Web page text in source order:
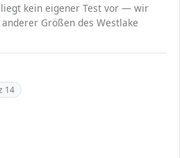
liegt kein eigener Test vor — wir
Größen des Westlake
14